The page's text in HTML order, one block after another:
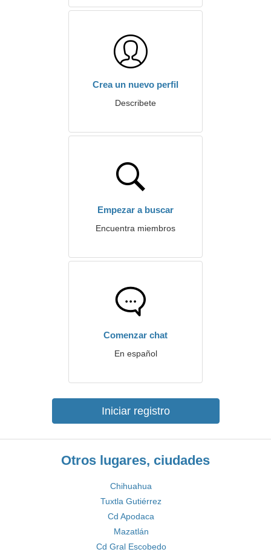
Crea un nuevo perfil
Describete
Empezar a buscar
Encuentra miembros
Comenzar chat
En español
Iniciar registro
Otros lugares, ciudades
Chihuahua
Tuxtla Gutiérrez
Cd Apodaca
Mazatlán
Cd Gral Escobedo